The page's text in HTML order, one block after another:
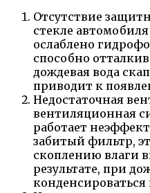
Отсутствие
стекле
ослаблено
способно
дождевая вода
приводит к
Недостаточная
вентиляционная
работает
забитый фильтр,
скоплению влаги
результате, при
конденсироваться